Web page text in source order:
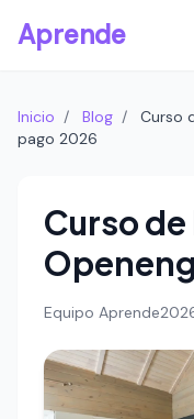
Aprende
Inicio / Blog /
Curso
pago 2026
Curso
Equipo Aprende